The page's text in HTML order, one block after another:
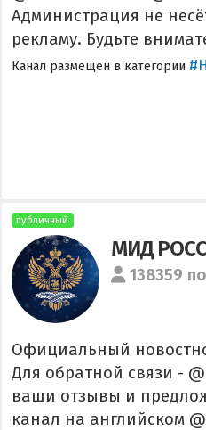
Администрация не
рекламу. Будьте
Канал размещен в категории
публичный
МИД
138359
Официальный
Для обратной связи -
ваши отзывы и
канал на английском